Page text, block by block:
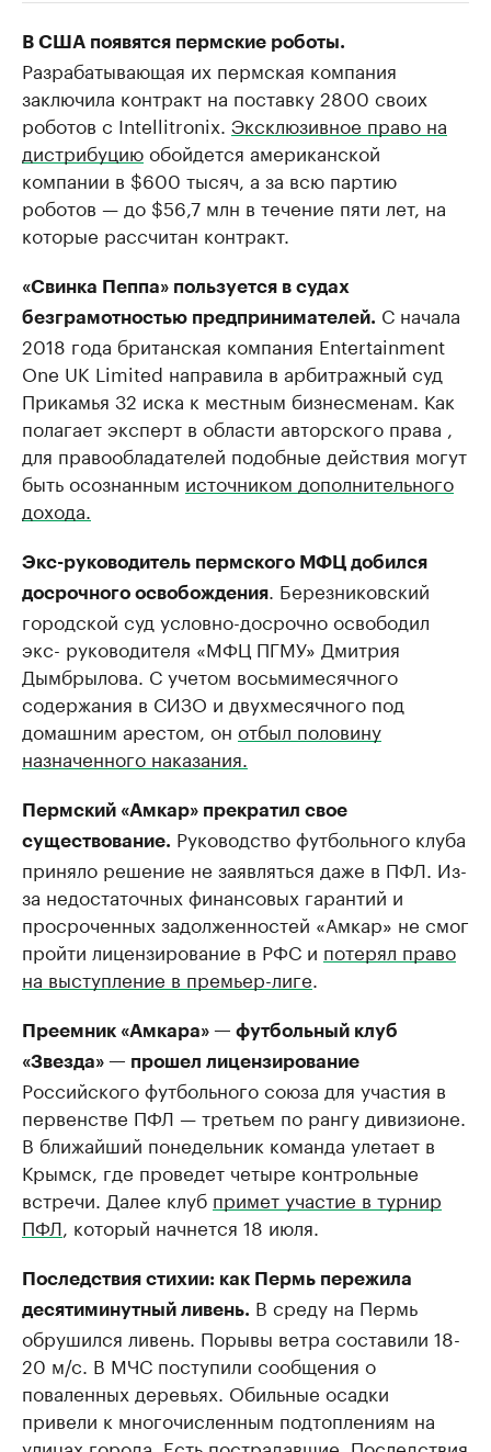
Крупнейшие производители и
Ознакомьтесь с информацией в каталоге
Страховые
Посмотрите в
В США появятся пермские роботы.
Разрабатывающая их пермская компания
заключила контракт на поставку 2800 своих
роботов с Intellitronix. Эксклюзивное право на
дистрибуциюобойдется американской
компании в $600 тысяч, а за всю партию
роботов — до $56,7 млн в течение пяти лет, на
которые рассчитан контракт.
«Свинка Пеппа» пользуется в судах
безграмотностью предпринимателей. С начала
2018 года британская компания Entertainment
One UK Limited направила в арбитражный суд
Прикамья 32 иска к местным бизнесменам. Как
полагает эксперт в области авторского права ,
для правообладателей подобные действия могут
быть осознанным источником дополнительного
дохода.
Экс-руководитель пермского МФЦ добился
досрочного освобождения
. Березниковский
городской суд условно-досрочно освободил
экс- руководителя «МФЦ ПГМУ» Дмитрия
Дымбрылова. С учетом восьмимесячного
содержания в СИЗО и двухмесячного под
домашним арестом, он отбыл половину
назначенного наказания.
Пермский «Амкар» прекратил свое
существование. Руководство футбольного клуба
приняло решение не заявляться даже в ПФЛ. Из-
за недостаточных финансовых гарантий и
просроченных задолженностей «Амкар» не смог
пройти лицензирование в РФС и потерял право
на выступление в премьер-лиге
Преемник «Амкара» — футбольный клуб
«Звезда» — прошел лицензирование
Российского футбольного союза для участия в
первенстве ПФЛ — третьем по рангу дивизионе.
В ближайший понедельник команда улетает в
Крымск, где проведет четыре контрольные
встречи. Далее клуб примет участие в турнир
ПФЛ , который начнется 18 июля.
Последствия стихии: как Пермь пережила
десятиминутный ливень. В среду на Пермь
обрушился ливень. Порывы ветра составили 18-
20 м/с. В МЧС поступили сообщения о
поваленных деревьях. Обильные осадки
привели к многочисленным подтоплениям на